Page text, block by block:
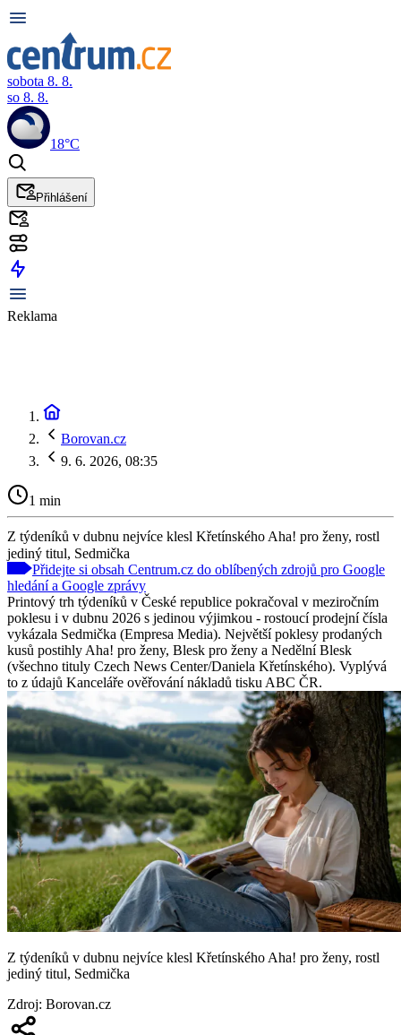
sobota 8. 8.
so 8. 8.
18°C
Přihlášení
Reklama
Borovan.cz
9. 6. 2026, 08:35
1 min
Z týdeníků v dubnu nejvíce klesl Křetínského Aha! pro ženy, rostl
jediný titul, Sedmička
Přidejte si obsah Centrum.cz do oblíbených zdrojů pro Google
hledání a Google zprávy
Printový trh týdeníků v České republice pokračoval v meziročním
poklesu i v dubnu 2026 s jedinou výjimkou - rostoucí prodejní čísla
vykázala Sedmička (Empresa Media). Největší poklesy prodaných
kusů postihly Aha! pro ženy, Blesk pro ženy a Nedělní Blesk
(všechno tituly Czech News Center/Daniela Křetínského). Vyplývá
to z údajů Kanceláře ověřování nákladů tisku ABC ČR.
Z týdeníků v dubnu nejvíce klesl Křetínského Aha! pro ženy, rostl
jediný titul, Sedmička
Zdroj: Borovan.cz